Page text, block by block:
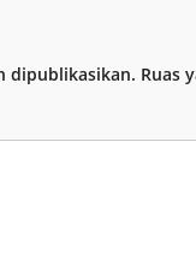
dipublikasikan. Ruas